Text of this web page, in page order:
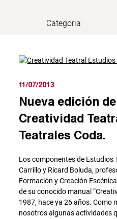
11/07/2013
Nueva edición
Creatividad
Teatrales Coda.
Los componentes de Estudios
Carrillo y Ricard Boluda,
Formación y Creación
de su conocido manual
1987, hace ya 26 años. Como
nosotros algunas actividades